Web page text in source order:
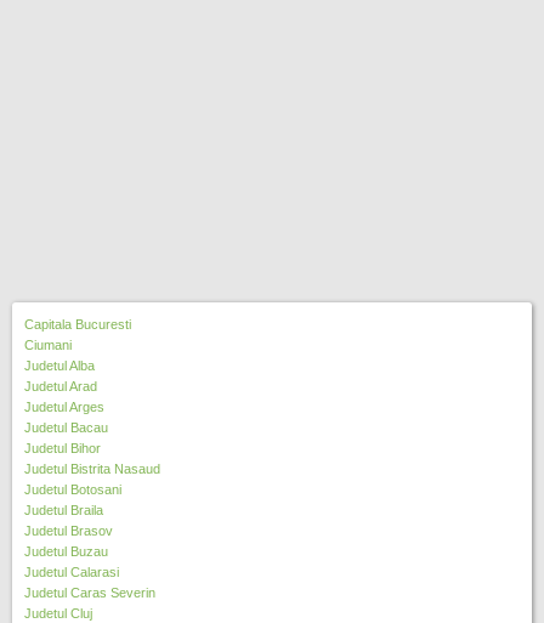
Capitala Bucuresti
Ciumani
Judetul Alba
Judetul Arad
Judetul Arges
Judetul Bacau
Judetul Bihor
Judetul Bistrita Nasaud
Judetul Botosani
Judetul Braila
Judetul Brasov
Judetul Buzau
Judetul Calarasi
Judetul Caras Severin
Judetul Cluj